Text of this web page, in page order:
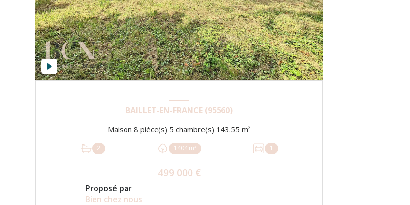
BAILLET-EN-FRANCE (95560)
Maison 8 pièce(s) 5 chambre(s) 143.55 m²
2 1404 m² 1
499 000 €
Proposé par
Bien chez nous